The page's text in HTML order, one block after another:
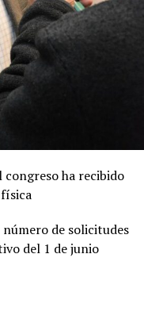
congreso ha recibido
de solicitudes
del 1 de junio